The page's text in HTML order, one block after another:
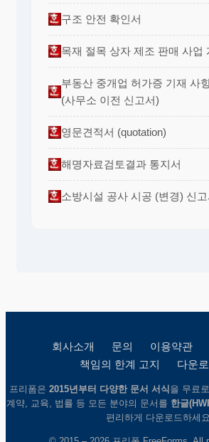
구조 안전 확인서
목재 절목 상자 제조 판매 사업
부동산 중개업 허가증 기재 사
(사무소 이전 신고서)
영문견적서 (quotation)
해명자료검토결과 통지서
소방시설 공사 시공 (변경) 신고
회사소개 문의 이용약관
책임의 한계 고지
다운
프리폼은 2015년부터 다양한 문서 서식 을 무료
계약, 교육, 법률 등 모든 분야의 문서를 한글
편리하게 다운로드하세